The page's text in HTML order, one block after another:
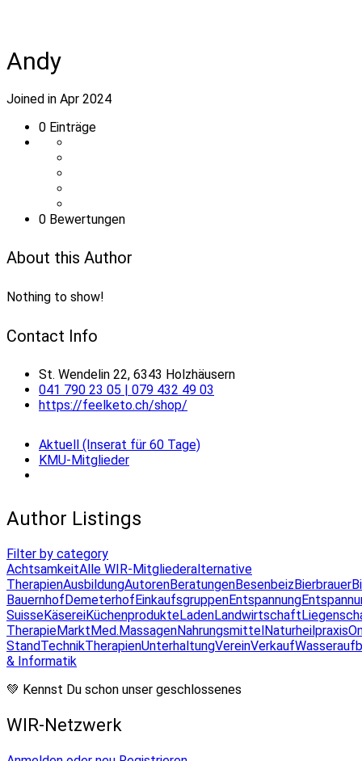
Andy
Joined in Apr 2024
0 Einträge
0 Bewertungen
About this Author
Nothing to show!
Contact Info
St. Wendelin 22, 6343 Holzhäusern
041 790 23 05 | 079 432 49 03
https://feelketo.ch/shop/
Aktuell (Inserat für 60 Tage)
KMU-Mitglieder
Author Listings
Filter by category
AchtsamkeitAlle WIR-Mitgliederalternative
TherapienAusbildungAutorenBeratungenBesenbeizBierbrauer
BauernhofDemeterhofEinkaufsgruppenEntspannung
SuisseKäsereiKüchenprodukteLadenLandwirtschaft
TherapieMarktMed.MassagenNahrungsmittelNaturheilpraxis
StandTechnikTherapienUnterhaltungVereinVerkauf
& Informatik
💚 Kennst Du schon unser geschlossenes
WIR-Netzwerk